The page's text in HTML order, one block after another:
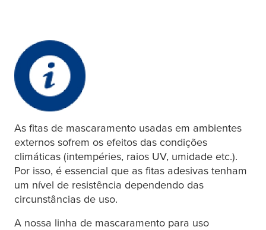
As fitas de mascaramento usadas em ambientes
externos sofrem os efeitos das condições
climáticas (intempéries, raios UV, umidade etc.).
Por isso, é essencial que as fitas adesivas tenham
um nível de resistência dependendo das
circunstâncias de uso.
A nossa linha de mascaramento para uso